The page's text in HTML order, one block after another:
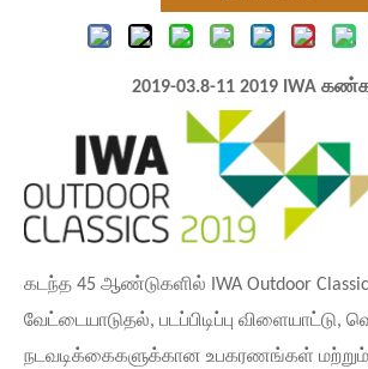
2019-03.8-11 2019 IWA
கடந்த 45 ஆண்டுகளில் IWA Outdoor
வேட்டையாடுதல், படப்பிடிப்பு விளையாட்டு,
நடவடிக்கைகளுக்கான உபகரணங்கள்